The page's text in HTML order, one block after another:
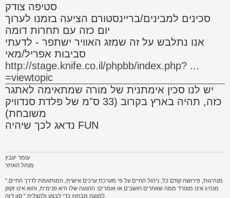
סטיפה צודק
סכינים למבינים/בריינסטורם הציעה בזמנו לערוך
יום כזה עם תחרות דומה
אנו נתלבש על זה שמזג האוויר ישתפר - לדעתי
סביבות אפריל/מאי
http://stage.knife.co.il/phpbb/index.php? ...
=viewtopic
יש לנו סכין אימתנית של מורה שמתאימה לאתגר
כזה, תהיה בארץ בקרוב (33 ס"מ של פלדת סנדוויק
משובחת)
נדאג לכך שיהיה FUN
עומר יעבץ
מנהל האתר
"מנהיגות, פירושה קודם כל, ניהול החיים על פי מערכת ערכים אישית, המותאמת לדרך החיים.
מנהיג אינו מוטרד ממה שאחרים חושבים או אומרים: ההנעה שלו היא פנימית, והוא אינו זקוק